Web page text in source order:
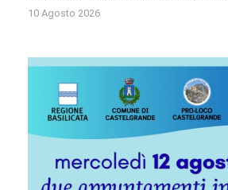
10 Agosto 2026